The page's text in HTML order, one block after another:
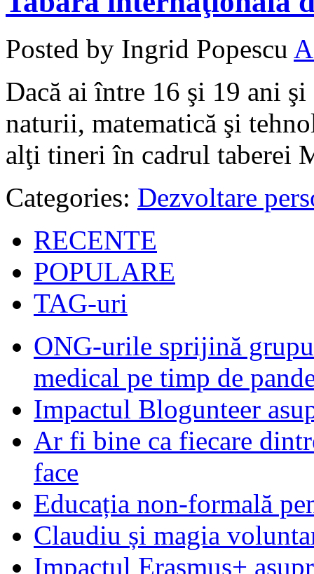
Posted by Ingrid Popescu
Dacă ai între 16 şi 19 ani
naturii, matematică şi
alţi tineri în cadrul taberei
Categories: Dezvoltare
RECENTE
POPULARE
TAG-uri
ONG-urile sprijină
medical pe timp de
Impactul Blogunteer
Ar fi bine ca fiecare
face
Educația non-formală
Claudiu și magia
Impactul Erasmus+